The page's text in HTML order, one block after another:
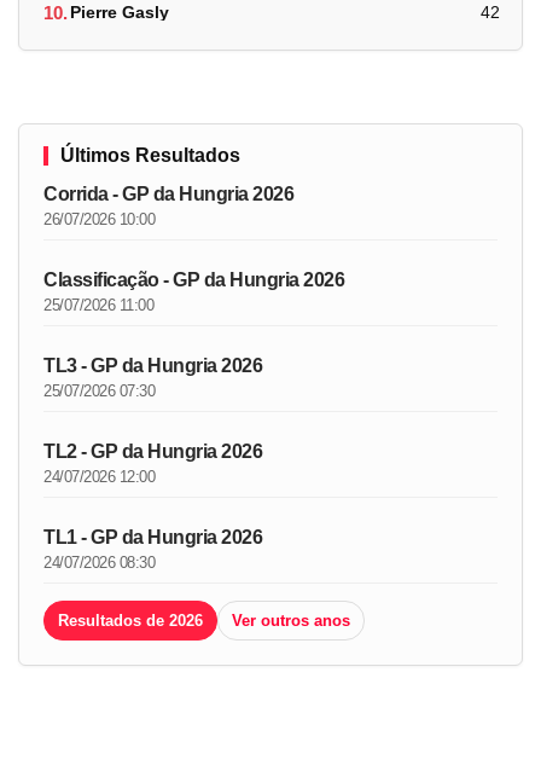
10.Pierre Gasly 42
Últimos Resultados
Corrida - GP da Hungria 2026
26/07/2026 10:00
Classificação - GP da Hungria 2026
25/07/2026 11:00
TL3 - GP da Hungria 2026
25/07/2026 07:30
TL2 - GP da Hungria 2026
24/07/2026 12:00
TL1 - GP da Hungria 2026
24/07/2026 08:30
Resultados de 2026 Ver outros anos